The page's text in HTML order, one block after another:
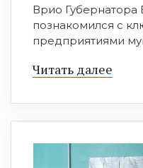
Врио Губернатора
познакомился с
предприятиями
Читать далее